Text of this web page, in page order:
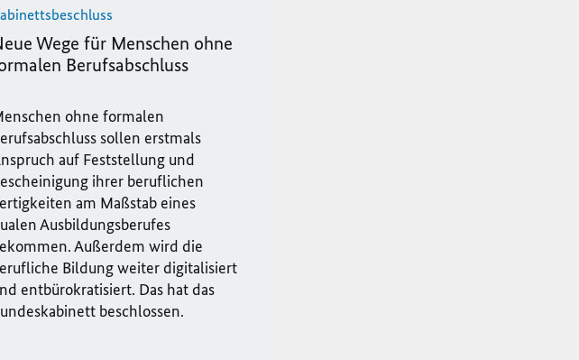
Wege für Menschen ohne
Berufsabschluss
ohne formalen
sollen erstmals
auf Feststellung und
ihrer beruflichen
am Maßstab eines
Ausbildungsberufes
Außerdem wird die
Bildung weiter digitalisiert
entbürokratisiert. Das hat das
beschlossen.